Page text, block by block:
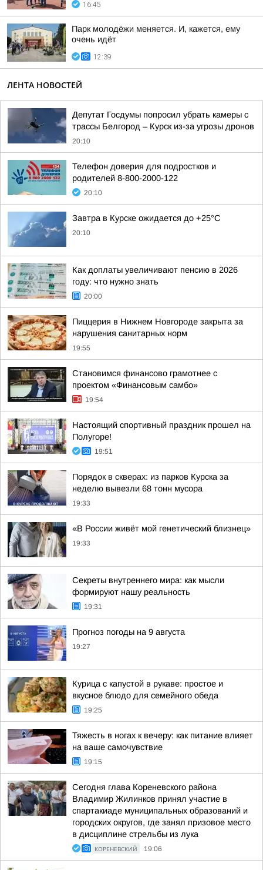
16:45
Парк молодёжи меняется. И, кажется, ему
очень идёт
12:39
ЛЕНТА НОВОСТЕЙ
Депутат Госдумы попросил убрать камеры с
трассы Белгород – Курск из-за угрозы дронов
20:10
Телефон доверия для подростков и
родителей 8-800-2000-122
20:10
Завтра в Курске ожидается до +25°C
20:10
Как доплаты увеличивают пенсию в 2026
году: что нужно знать
20:00
Пиццерия в Нижнем Новгороде закрыта за
нарушения санитарных норм
19:55
Становимся финансово грамотнее с
проектом «Финансовым самбо»
19:54
Настоящий спортивный праздник прошел на
Полугоре!
19:51
Порядок в скверах: из парков Курска за
неделю вывезли 68 тонн мусора
19:33
«В России живёт мой генетический близнец»
19:33
Секреты внутреннего мира: как мысли
формируют нашу реальность
19:31
Прогноз погоды на 9 августа
19:27
Курица с капустой в рукаве: простое и
вкусное блюдо для семейного обеда
19:25
Тяжесть в ногах к вечеру: как питание влияет
на ваше самочувствие
19:15
Сегодня глава Кореневского района
Владимир Жилинков принял участие в
спартакиаде муниципальных образований и
городских округов, где занял призовое место
в дисциплине стрельбы из лука
КОРЕНЕВСКИЙ 19:06